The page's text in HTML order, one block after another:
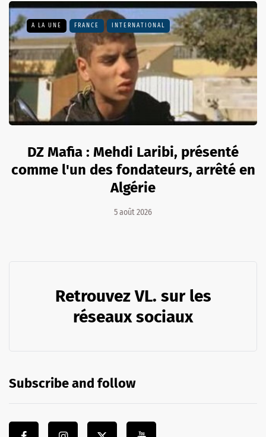
A LA UNE FRANCE INTERNATIONAL
DZ Mafia : Mehdi Laribi, présenté
comme l'un des fondateurs, arrêté en
Algérie
5 août 2026
Retrouvez VL. sur les
réseaux sociaux
Subscribe and follow